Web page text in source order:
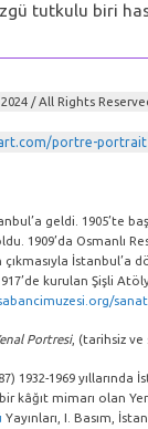
tutkulu biri
/ All Rights
portre-portrait
geldi. 1905’te
1909’da Osmanlı
çıkmasıyla
kurulan Şişli
Portresi, (tarihsiz ve
1932-1969
bir kâğıt mimarı
Yayınları, I. Basım,